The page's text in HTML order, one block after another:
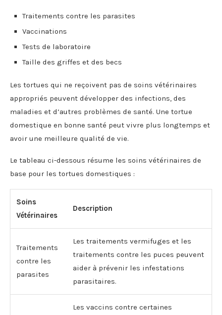
Traitements contre les parasites
Vaccinations
Tests de laboratoire
Taille des griffes et des becs
Les tortues qui ne reçoivent pas de soins vétérinaires
appropriés peuvent développer des infections, des
maladies et d’autres problèmes de santé. Une tortue
domestique en bonne santé peut vivre plus longtemps et
avoir une meilleure qualité de vie.
Le tableau ci-dessous résume les soins vétérinaires de
base pour les tortues domestiques :
Soins
Vétérinaires
Description
Traitements
contre les
parasites
Les traitements vermifuges et les
traitements contre les puces peuvent
aider à prévenir les infestations
parasitaires.
Les vaccins contre certaines